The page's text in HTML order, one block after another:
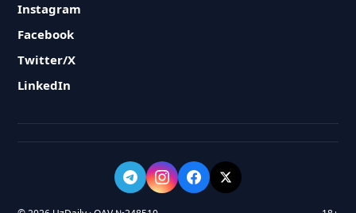
Instagram
Facebook
Twitter/X
LinkedIn